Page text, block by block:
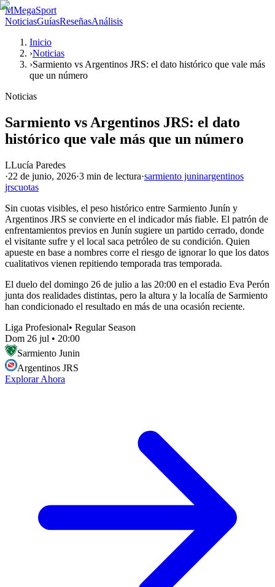
MMegaSport
NoticiasGuíasReseñasAnálisis
Inicio
›Noticias
›Sarmiento vs Argentinos JRS: el dato histórico que vale más
que un número
Noticias
Sarmiento vs Argentinos JRS: el dato
histórico que vale más que un número
LLucía Paredes
·22 de junio, 2026·3 min de lectura·sarmiento juninargentinos
jrscuotas
Sin cuotas visibles, el peso histórico entre Sarmiento Junín y
Argentinos JRS se convierte en el indicador más fiable. El patrón de
enfrentamientos previos en Junín sugiere un partido cerrado, donde
el visitante sufre y el local saca petróleo de su condición. Quien
apueste en base a nombres corre el riesgo de ignorar lo que los datos
cualitativos vienen repitiendo temporada tras temporada.
El duelo del domingo 26 de julio a las 20:00 en el estadio Eva Perón
junta dos realidades distintas, pero la altura y la localía de Sarmiento
han condicionado el resultado en más de una ocasión reciente.
Liga Profesional• Regular Season
Dom 26 jul • 20:00
Sarmiento Junin
Argentinos JRS
Explorar Ahora